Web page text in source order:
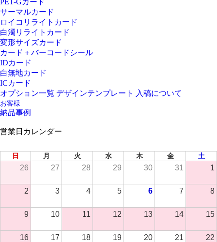
PET-Gカード
サーマルカード
ロイコリライトカード
白濁リライトカード
変形サイズカード
カード＋バーコードシール
IDカード
白無地カード
ICカード
オプション一覧 デザインテンプレート 入稿について
お客様
納品事例
営業日カレンダー
日 月 火 水 木 金 土
26 27 28 29 30 31 1
2 3 4 5 6 7 8
9 10 11 12 13 14 15
16 17 18 19 20 21 22